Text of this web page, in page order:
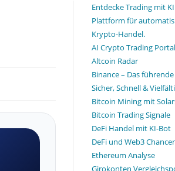
Entdecke Trading mit
Plattform für
Krypto-Handel.
AI Crypto Trading Portal
Altcoin Radar
Binance – Das
Sicher, Schnell &
Bitcoin Mining mit
Bitcoin Trading Signale
DeFi Handel mit KI-Bot
DeFi und Web3
Ethereum Analyse
Girokonten